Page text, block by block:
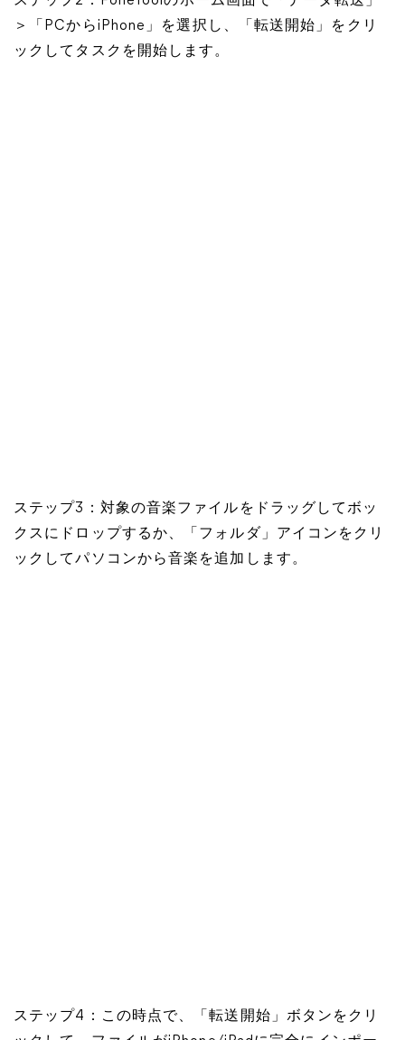
＞「PCからiPhone」を選択し、「転送開始」をクリ
ックしてタスクを開始します。
ステップ3：対象の音楽ファイルをドラッグしてボッ
クスにドロップするか、「フォルダ」アイコンをクリ
ックしてパソコンから音楽を追加します。
ステップ4：この時点で、「転送開始」ボタンをクリ